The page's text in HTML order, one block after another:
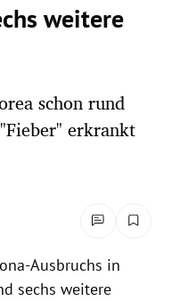
weitere
schon rund
erkrankt
Ausbruchs in
sechs weitere